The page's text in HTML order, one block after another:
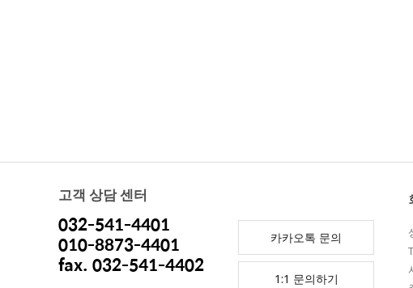
고객 상담 센터
032-541-4401
010-8873-4401
fax. 032-541-4402
카카오톡 문의
1:1 문의하기